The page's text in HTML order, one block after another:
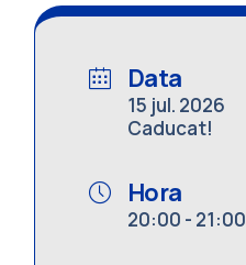
Data
15 jul. 2026
Caducat!
Hora
20:00 - 21:00